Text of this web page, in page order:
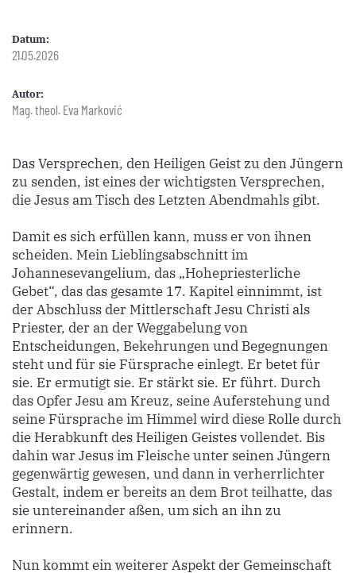
Datum:
21.05.2026
Autor:
Mag. theol. Eva Marković
Das Versprechen, den Heiligen Geist zu den Jüngern
zu senden, ist eines der wichtigsten Versprechen,
die Jesus am Tisch des Letzten Abendmahls gibt.
Damit es sich erfüllen kann, muss er von ihnen
scheiden. Mein Lieblingsabschnitt im
Johannesevangelium, das „Hohepriesterliche
Gebet“, das das gesamte 17. Kapitel einnimmt, ist
der Abschluss der Mittlerschaft Jesu Christi als
Priester, der an der Weggabelung von
Entscheidungen, Bekehrungen und Begegnungen
steht und für sie Fürsprache einlegt. Er betet für
sie. Er ermutigt sie. Er stärkt sie. Er führt. Durch
das Opfer Jesu am Kreuz, seine Auferstehung und
seine Fürsprache im Himmel wird diese Rolle durch
die Herabkunft des Heiligen Geistes vollendet. Bis
dahin war Jesus im Fleische unter seinen Jüngern
gegenwärtig gewesen, und dann in verherrlichter
Gestalt, indem er bereits an dem Brot teilhatte, das
sie untereinander aßen, um sich an ihn zu
erinnern.
Nun kommt ein weiterer Aspekt der Gemeinschaft